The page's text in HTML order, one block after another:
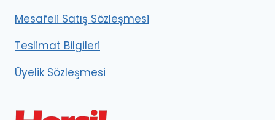
Mesafeli Satış Sözleşmesi
Teslimat Bilgileri
Üyelik Sözleşmesi